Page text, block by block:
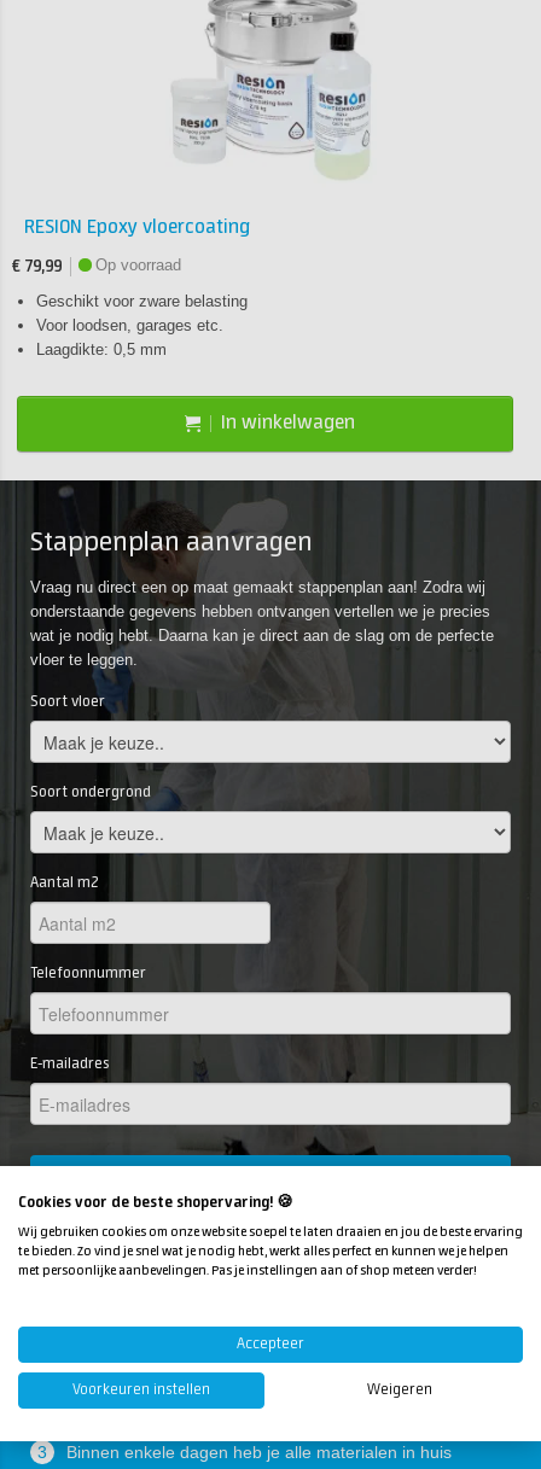
RESION Epoxy vloercoating
€ 79,99
Op voorraad
Geschikt voor zware belasting
Voor loodsen, garages etc.
Laagdikte: 0,5 mm
In winkelwagen
Stappenplan aanvragen
Vraag nu direct een op maat gemaakt stappenplan aan! Zodra wij
onderstaande gegevens hebben ontvangen vertellen we je precies
wat je nodig hebt. Daarna kan je direct aan de slag om de perfecte
vloer te leggen.
Soort vloer
Soort ondergrond
Aantal m2
Telefoonnummer
E-mailadres
1 Wij ontvangen jouw aanvraag
2 Wij maken een plan op maat en spreken deze door met je
3 Binnen enkele dagen heb je alle materialen in huis
Cookies voor de beste shopervaring! 🍪
Wij gebruiken cookies om onze website soepel te laten draaien en jou de beste ervaring
te bieden. Zo vind je snel wat je nodig hebt, werkt alles perfect en kunnen we je helpen
met persoonlijke aanbevelingen. Pas je instellingen aan of shop meteen verder!
Accepteer
Voorkeuren instellen Weigeren